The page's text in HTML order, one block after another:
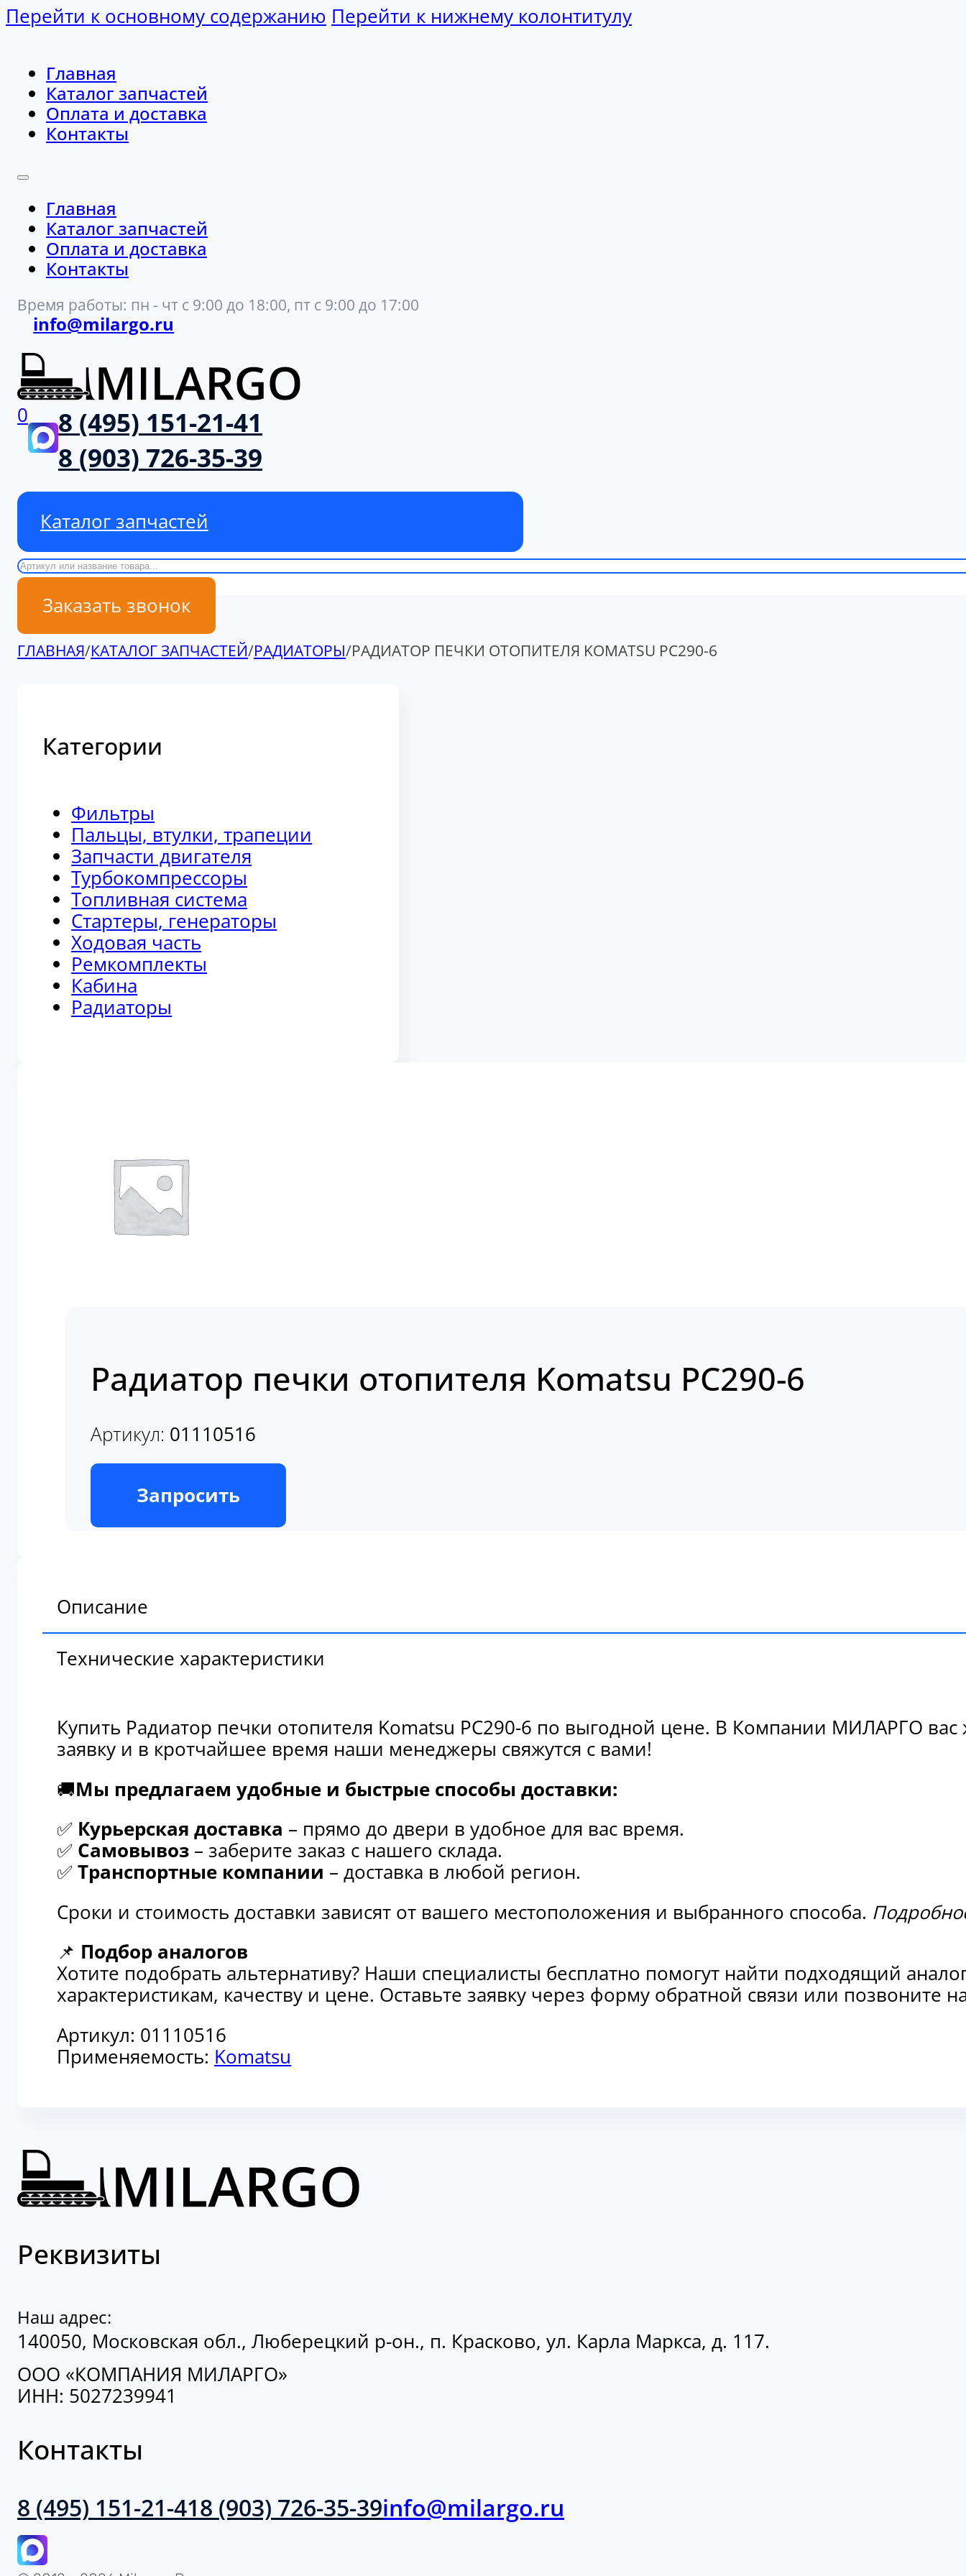
Перейти к основному содержанию Перейти к нижнему колонтитулу
Главная
Каталог запчастей
Оплата и доставка
Контакты
Главная
Каталог запчастей
Оплата и доставка
Контакты
Время работы: пн - чт с 9:00 до 18:00, пт с 9:00 до 17:00
info@milargo.ru
0
8 (495) 151-21-41
8 (903) 726-35-39
Каталог запчастей
Поиск
Заказать звонок
ГЛАВНАЯ/КАТАЛОГ ЗАПЧАСТЕЙ/РАДИАТОРЫ/РАДИАТОР ПЕЧКИ ОТОПИТЕЛЯ KOMATSU PC290-6
Категории
Фильтры
Пальцы, втулки, трапеции
Запчасти двигателя
Турбокомпрессоры
Топливная система
Стартеры, генераторы
Ходовая часть
Ремкомплекты
Кабина
Радиаторы
Радиатор печки отопителя Komatsu PC290-6
Артикул: 01110516
В наличии
Запросить
Описание
Технические характеристики
Купить Радиатор печки отопителя Komatsu PC290-6 по выгодной цене. В Компании МИЛАРГО
заявку и в кротчайшее время наши менеджеры свяжутся с вами!
🚚Мы предлагаем удобные и быстрые способы доставки:
✅ Курьерская доставка – прямо до двери в удобное для вас время.
✅ Самовывоз – заберите заказ с нашего склада.
✅ Транспортные компании – доставка в любой регион.
Сроки и стоимость доставки зависят от вашего местоположения и выбранного способа.
📌 Подбор аналогов
Хотите подобрать альтернативу? Наши специалисты бесплатно помогут найти подходящий
характеристикам, качеству и цене. Оставьте заявку через форму обратной связи или
Артикул: 01110516
Применяемость: Komatsu
Реквизиты
Наш адрес:
140050, Московская обл., Люберецкий р-он., п. Красково, ул. Карла Маркса, д. 117.
ООО «КОМПАНИЯ МИЛАРГО»
ИНН: 5027239941
Контакты
8 (495) 151-21-418 (903) 726-35-39info@milargo.ru